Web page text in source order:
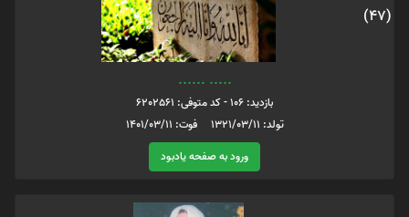
(47)
..... ......
بازدید: 106 - کد متوفی: 6202561
تولد: 1321/03/11 فوت: 1401/03/11
ورود به صفحه یادبود